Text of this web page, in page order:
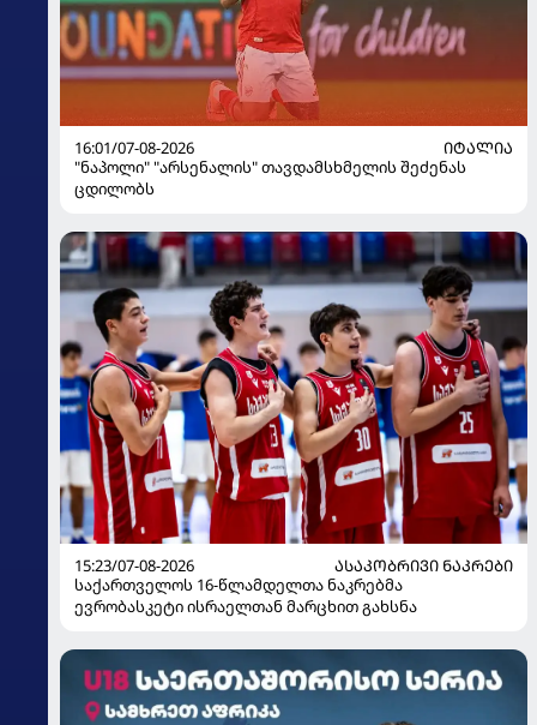
16:01/07-08-2026
ᲘᲢᲐᲚᲘᲐ
"ნაპოლი" "არსენალის" თავდამსხმელის შეძენას
ცდილობს
15:23/07-08-2026
ᲐᲡᲐᲙᲝᲑᲠᲘᲕᲘ ᲜᲐᲙᲠᲔᲑᲘ
საქართველოს 16-წლამდელთა ნაკრებმა
ევრობასკეტი ისრაელთან მარცხით გახსნა